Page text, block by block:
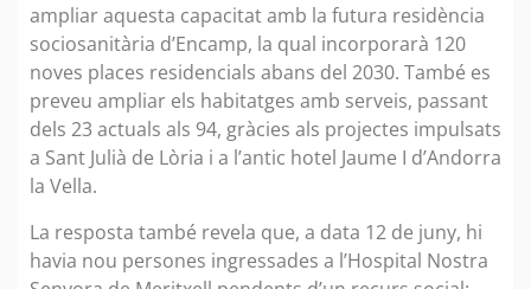
ampliar aquesta capacitat amb la futura residència
sociosanitària d’Encamp, la qual incorporarà 120
noves places residencials abans del 2030. També es
preveu ampliar els habitatges amb serveis, passant
dels 23 actuals als 94, gràcies als projectes impulsats
a Sant Julià de Lòria i a l’antic hotel Jaume I d’Andorra
la Vella.
La resposta també revela que, a data 12 de juny, hi
havia nou persones ingressades a l’Hospital Nostra